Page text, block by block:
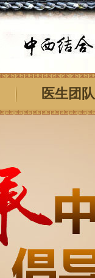
医生团队